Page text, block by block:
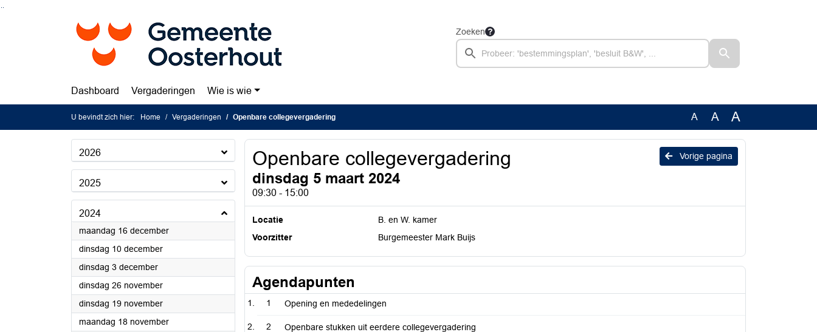
Zoeken
Dashboard Vergaderingen Wie is wie
U bevindt zich hier: Home Vergaderingen Openbare collegevergadering A A A
2026
2025
2024
maandag 16 december2024
dinsdag 10 december2024
dinsdag 3 december2024
dinsdag 26 november2024
dinsdag 19 november2024
maandag 18 november2024
Vorige pagina
Openbare collegevergadering
dinsdag 5 maart 2024
09:30 - 15:00
Locatie
B. en W. kamer
Voorzitter
Burgemeester Mark Buijs
Agendapunten
1 Opening en mededelingen
2 Openbare stukken uit eerdere collegevergadering